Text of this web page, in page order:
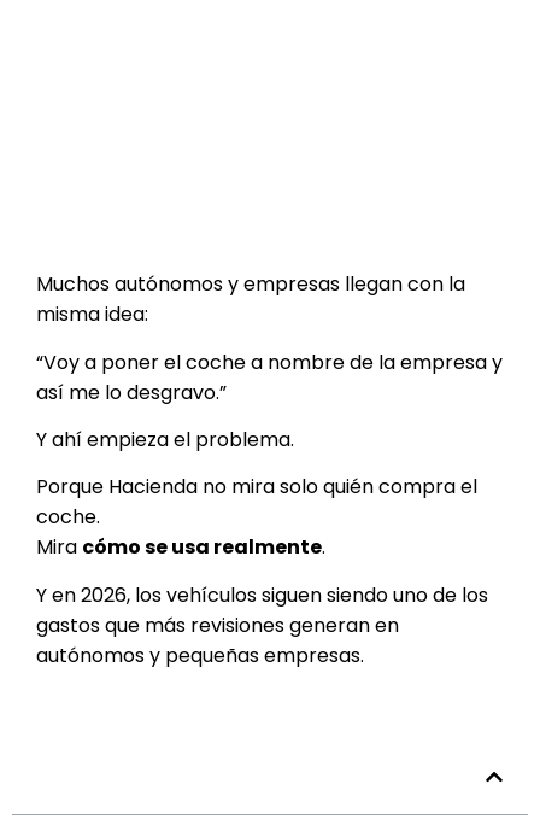
Muchos autónomos y empresas llegan con la
misma idea:
“Voy a poner el coche a nombre de la empresa y
así me lo desgravo.”
Y ahí empieza el problema.
Porque Hacienda no mira solo quién compra el
coche.
Mira cómo se usa realmente.
Y en 2026, los vehículos siguen siendo uno de los
gastos que más revisiones generan en
autónomos y pequeñas empresas.